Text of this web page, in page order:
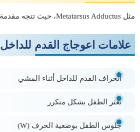
مثل Metatarsus Adductus، حيث تتجه مقدمة القدم للداخل.
علامات اعوجاج القدم للداخل
انحراف القدم للداخل أثناء المشي
تعثر الطفل بشكل متكرر
جلوس الطفل بوضعية الحرف (W)